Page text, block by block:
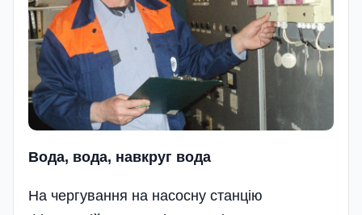
Вода, вода, навкруг вода
На чергування на насосну станцію